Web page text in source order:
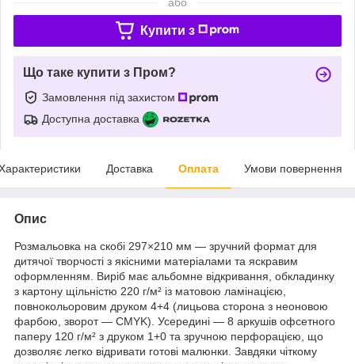
Купити з
Що таке купити з Пром?
Замовлення під захистом
Доступна доставка
Доставка Оплата Умови повернення
Опис
Розмальовка на скобі 297×210 мм — зручний формат для
дитячої творчості з якісними матеріалами та яскравим
оформленням. Виріб має альбомне відкривання, обкладинку
з картону щільністю 220 г/м² із матовою ламінацією,
повнокольоровим друком 4+4 (лицьова сторона з неоновою
фарбою, зворот — CMYK). Усередині — 8 аркушів офсетного
паперу 120 г/м² з друком 1+0 та зручною перфорацією, що
дозволяє легко відривати готові малюнки. Завдяки чіткому